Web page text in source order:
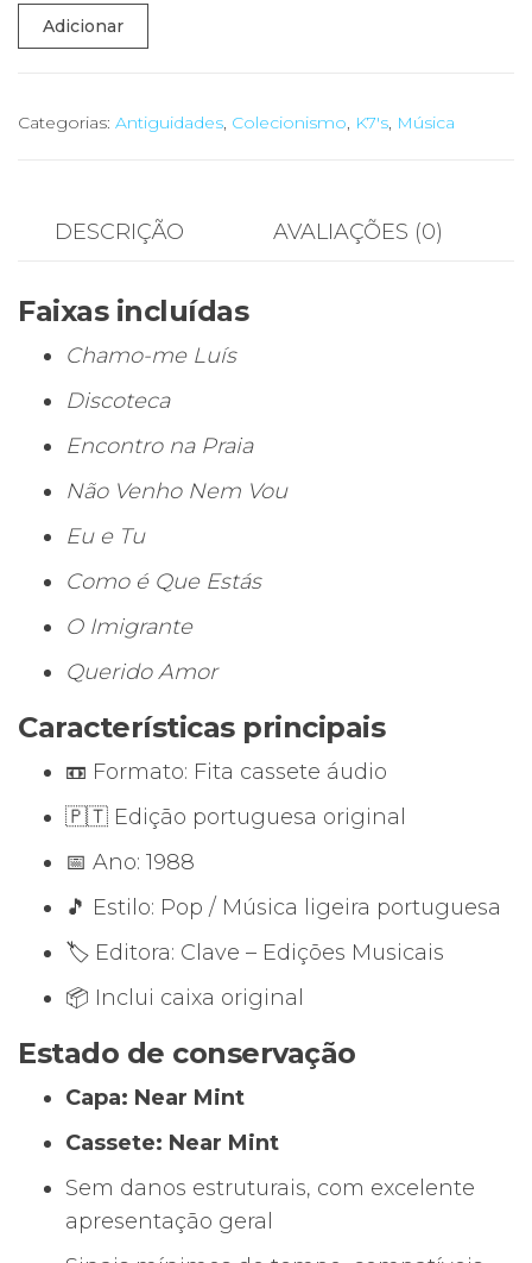
Quantidade
de
Luís
Elas
Original
Portuguesa
Adicionar
Categorias: Antiguidades, Colecionismo, K7's, Música
DESCRIÇÃO AVALIAÇÕES (0)
Faixas incluídas
Chamo-me Luís
Discoteca
Encontro na Praia
Não Venho Nem Vou
Eu e Tu
Como é Que Estás
O Imigrante
Querido Amor
Características principais
📼 Formato: Fita cassete áudio
🇵🇹 Edição portuguesa original
📅 Ano: 1988
🎵 Estilo: Pop / Música ligeira portuguesa
🏷️ Editora: Clave – Edições Musicais
📦 Inclui caixa original
Estado de conservação
Capa: Near Mint
Cassete: Near Mint
Sem danos estruturais, com excelente
apresentação geral